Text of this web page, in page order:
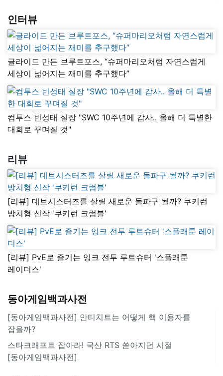
인터뷰
글라이드 만든 브루트포스, “슈퍼마리오처럼 자연스럽게
세상이 넓어지는 재미를 추구했다”
컴투스 빈성태 실장 "SWC 10주년에 감사.. 올해 더 특별한
대회로 꾸며질 것"
리뷰
[리뷰] 데브시스터즈를 살릴 새로운 돌파구 될까? 쿠키런
방치형 신작 '쿠키런 크럼블'
[리뷰] PvE로 즐기는 잉크 전투 루트슈터 '스플래툰
레이더스'
동아게임백과사전
[동아게임백과사전] 안티치트는 어떻게 핵 이용자를
잡을까?
스타크래프트 잡아라! 국산 RTS 쏟아지던 시절
[동아게임백과사전]